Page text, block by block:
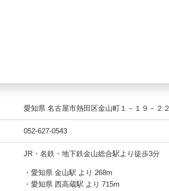
愛知県 名古屋市熱田区金山町１－１９－２２
052-627-0543
JR・名鉄・地下鉄金山総合駅より徒歩3分
・愛知県 金山駅 より 268m
・愛知県 西高蔵駅 より 715m